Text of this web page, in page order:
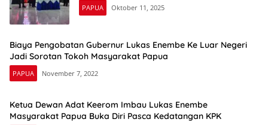
PAPUA Oktober 11, 2025
Biaya Pengobatan Gubernur Lukas Enembe Ke Luar Negeri
Jadi Sorotan Tokoh Masyarakat Papua
PAPUA November 7, 2022
Ketua Dewan Adat Keerom Imbau Lukas Enembe
Masyarakat Papua Buka Diri Pasca Kedatangan KPK